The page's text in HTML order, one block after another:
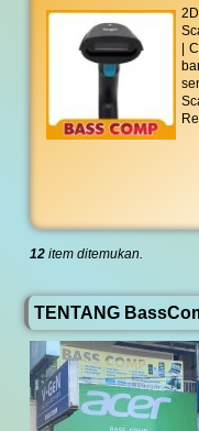
|
12 item ditemukan.
TENTANG